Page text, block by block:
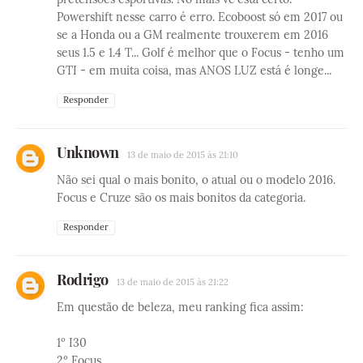
Powershift nesse carro é erro. Ecoboost só em 2017 ou
se a Honda ou a GM realmente trouxerem em 2016
seus 1.5 e 1.4 T... Golf é melhor que o Focus - tenho um
GTI - em muita coisa, mas ANOS LUZ está é longe...
Responder
Unknown 13 de maio de 2015 às 21:10
Não sei qual o mais bonito, o atual ou o modelo 2016.
Focus e Cruze são os mais bonitos da categoria.
Responder
Rodrigo 13 de maio de 2015 às 21:22
Em questão de beleza, meu ranking fica assim:
1º I30